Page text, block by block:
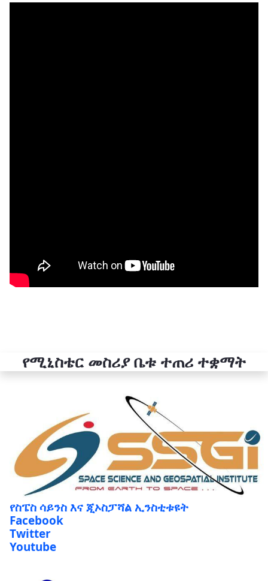
የሚኒስቴር መስሪያ ቤቱ ተጠሪ ተቋማት
የስፔስ ሳይንስ እና ጂኦስፓሻል ኢንስቲቱዩት
Facebook
Twitter
Youtube